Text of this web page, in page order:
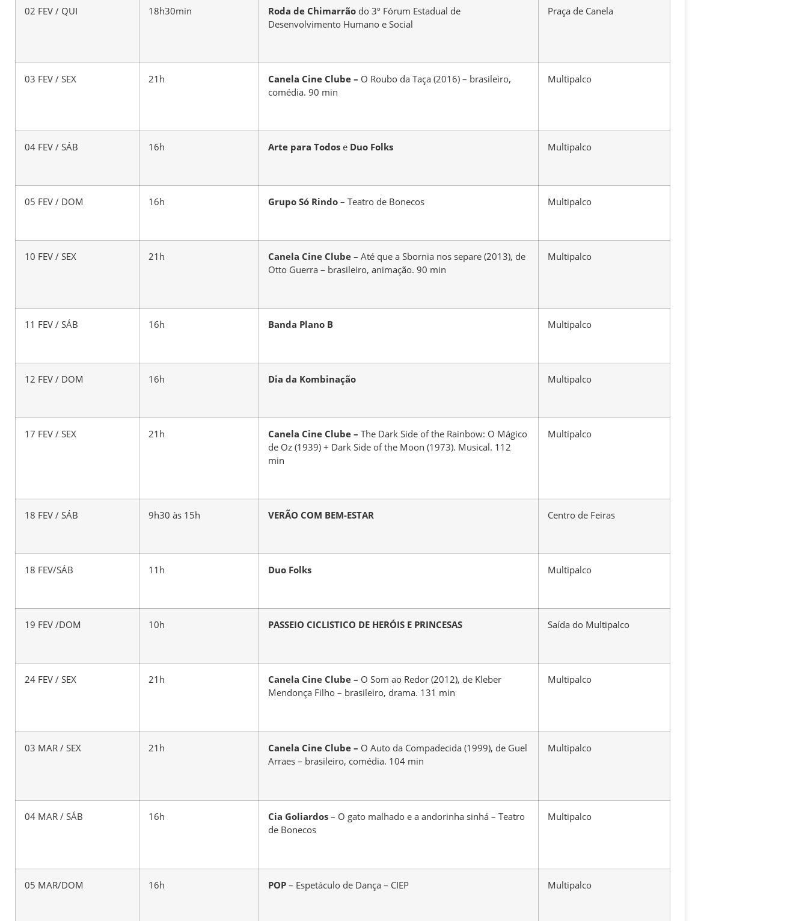
02 FEV / QUI 18h30min Roda de Chimarrão do 3º Fórum Estadual de
Desenvolvimento Humano e Social
Praça de Canela
03 FEV / SEX 21h Canela Cine Clube – O Roubo da Taça (2016) – brasileiro,
comédia. 90 min
Multipalco
04 FEV / SÁB 16h Arte para Todos e Duo Folks Multipalco
05 FEV / DOM 16h Grupo Só Rindo – Teatro de Bonecos Multipalco
10 FEV / SEX 21h Canela Cine Clube – Até que a Sbornia nos separe (2013), de
Otto Guerra – brasileiro, animação. 90 min
Multipalco
11 FEV / SÁB 16h Banda Plano B Multipalco
12 FEV / DOM 16h Dia da Kombinação Multipalco
17 FEV / SEX 21h Canela Cine Clube – The Dark Side of the Rainbow: O Mágico
de Oz (1939) + Dark Side of the Moon (1973). Musical. 112
min
Multipalco
18 FEV / SÁB 9h30 às 15h VERÃO COM BEM-ESTAR Centro de Feiras
18 FEV/SÁB 11h Duo Folks Multipalco
19 FEV /DOM 10h PASSEIO CICLISTICO DE HERÓIS E PRINCESAS Saída do Multipalco
24 FEV / SEX 21h Canela Cine Clube – O Som ao Redor (2012), de Kleber
Mendonça Filho – brasileiro, drama. 131 min
Multipalco
03 MAR / SEX 21h Canela Cine Clube – O Auto da Compadecida (1999), de Guel
Arraes – brasileiro, comédia. 104 min
Multipalco
04 MAR / SÁB 16h Cia Goliardos – O gato malhado e a andorinha sinhá – Teatro
de Bonecos
Multipalco
05 MAR/DOM 16h POP – Espetáculo de Dança – CIEP Multipalco